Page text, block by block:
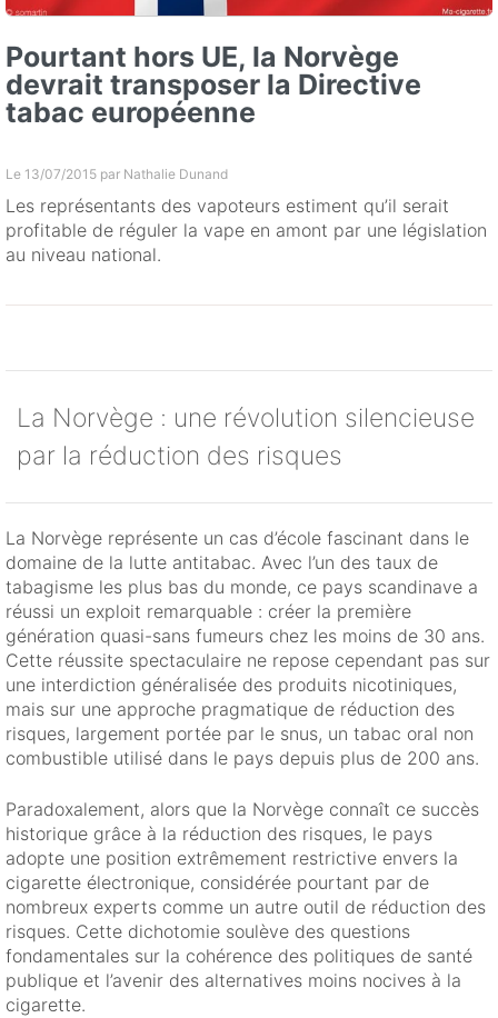
Pourtant hors UE, la Norvège
devrait transposer la Directive
tabac européenne
Le 13/07/2015 par Nathalie Dunand
Les représentants des vapoteurs estiment qu’il serait
profitable de réguler la vape en amont par une législation
au niveau national.
La Norvège : une révolution silencieuse
par la réduction des risques
La Norvège représente un cas d’école fascinant dans le
domaine de la lutte antitabac. Avec l’un des taux de
tabagisme les plus bas du monde, ce pays scandinave a
réussi un exploit remarquable : créer la première
génération quasi-sans fumeurs chez les moins de 30 ans.
Cette réussite spectaculaire ne repose cependant pas sur
une interdiction généralisée des produits nicotiniques,
mais sur une approche pragmatique de réduction des
risques, largement portée par le snus, un tabac oral non
combustible utilisé dans le pays depuis plus de 200 ans.
Paradoxalement, alors que la Norvège connaît ce succès
historique grâce à la réduction des risques, le pays
adopte une position extrêmement restrictive envers la
cigarette électronique, considérée pourtant par de
nombreux experts comme un autre outil de réduction des
risques. Cette dichotomie soulève des questions
fondamentales sur la cohérence des politiques de santé
publique et l’avenir des alternatives moins nocives à la
cigarette.